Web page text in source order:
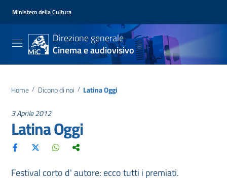
Ministero della Cultura
Direzione generale
Cinema e audiovisivo
Home / Dicono di noi / Latina Oggi
3 Aprile 2012
Latina Oggi
Festival corto d' autore: ecco tutti i premiati.